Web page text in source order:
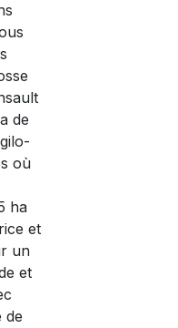
de
où
ha
et
un
et
de